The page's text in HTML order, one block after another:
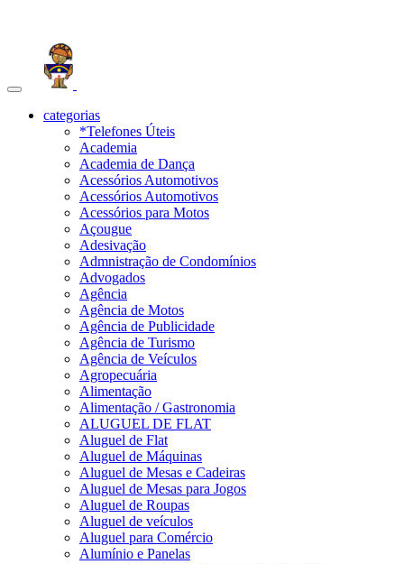
Toggle
navigationcategorias
*Telefones Úteis
Academia
Academia de Dança
Acessórios Automotivos
Acessórios Automotivos
Acessórios para Motos
Açougue
Adesivação
Admnistração de Condomínios
Advogados
Agência
Agência de Motos
Agência de Publicidade
Agência de Turismo
Agência de Veículos
Agropecuária
Alimentação
Alimentação / Gastronomia
ALUGUEL DE FLAT
Aluguel de Flat
Aluguel de Máquinas
Aluguel de Mesas e Cadeiras
Aluguel de Mesas para Jogos
Aluguel de Roupas
Aluguel de veículos
Aluguel para Comércio
Alumínio e Panelas